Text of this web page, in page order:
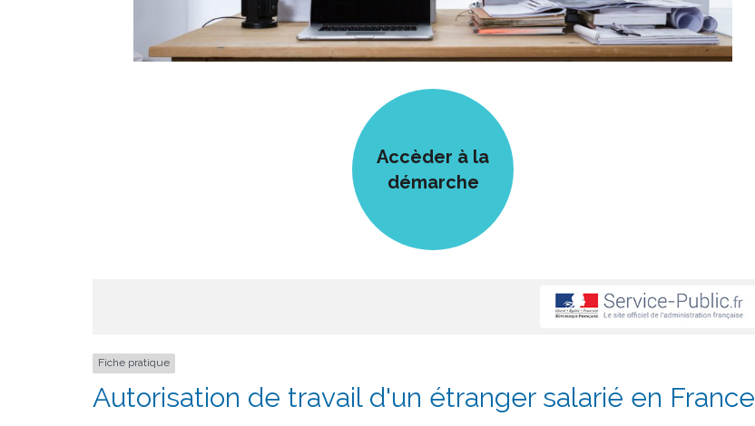
Accèder à la
démarche
Fiche pratique
Autorisation de travail d'un étranger salarié en France